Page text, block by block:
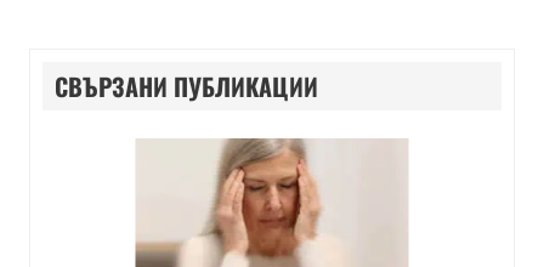
СВЪРЗАНИ ПУБЛИКАЦИИ